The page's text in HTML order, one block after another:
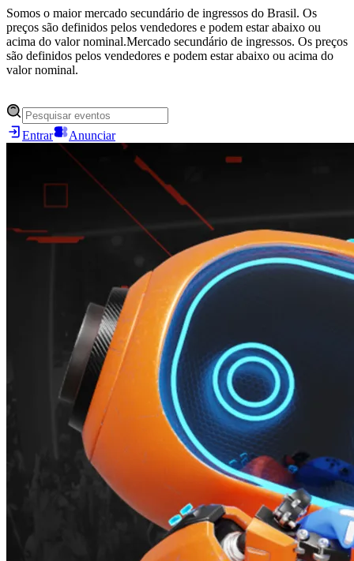
Somos o maior mercado secundário de ingressos do Brasil. Os
preços são definidos pelos vendedores e podem estar abaixo ou
acima do valor nominal.Mercado secundário de ingressos. Os preços
são definidos pelos vendedores e podem estar abaixo ou acima do
valor nominal.
Entrar Anunciar